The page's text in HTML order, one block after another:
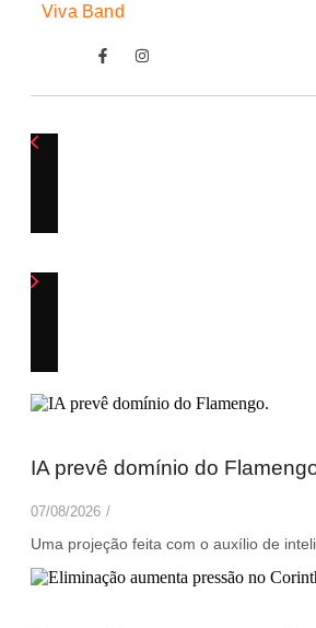
Viva Band
IA prevê domínio do
07/08/2026 /
Uma projeção feita com o auxílio de